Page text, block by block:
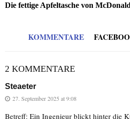
Die fettige Apfeltasche von
KOMMENTARE
2 KOMMENTARE
Steaeter
27. September 2025 at 9:08
Betreff: Ein Ingenieur blickt hinter die